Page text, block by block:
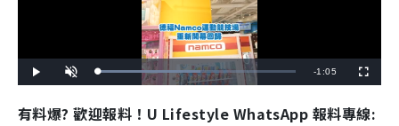
l
n
t
e
L
o
e
d
R
-1:05
u
s
c
有料爆? 歡迎報料！U Lifestyle WhatsApp 報料專線: